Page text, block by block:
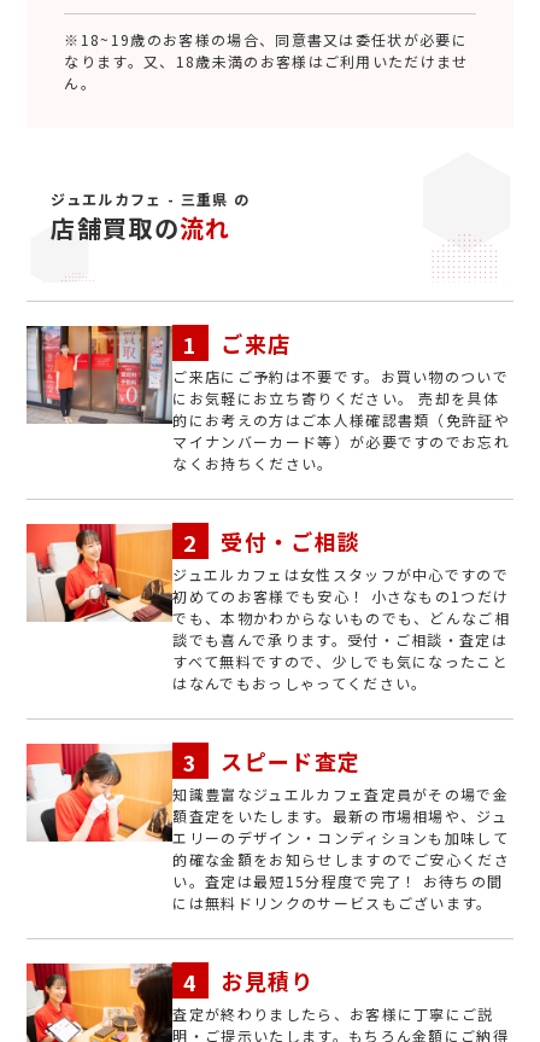
※18~19歳のお客様の場合、同意書又は委任状が必要に
なります。又、18歳未満のお客様はご利用いただけませ
ん。
ジュエルカフェ - 三重県 の
店舗買取の流れ
ご来店
ご来店にご予約は不要です。お買い物のついで
にお気軽にお立ち寄りください。 売却を具体
的にお考えの方はご本人様確認書類（免許証や
マイナンバーカード等）が必要ですのでお忘れ
なくお持ちください。
受付・ご相談
ジュエルカフェは女性スタッフが中心ですので
初めてのお客様でも安心！ 小さなもの1つだけ
でも、本物かわからないものでも、どんなご相
談でも喜んで承ります。受付・ご相談・査定は
すべて無料ですので、少しでも気になったこと
はなんでもおっしゃってください。
スピード査定
知識豊富なジュエルカフェ査定員がその場で金
額査定をいたします。最新の市場相場や、ジュ
エリーのデザイン・コンディションも加味して
的確な金額をお知らせしますのでご安心くださ
い。査定は最短15分程度で完了！ お待ちの間
には無料ドリンクのサービスもございます。
お見積り
査定が終わりましたら、お客様に丁寧にご説
明・ご提示いたします。もちろん金額にご納得